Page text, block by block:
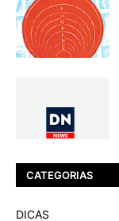
CATEGORIAS
DICAS